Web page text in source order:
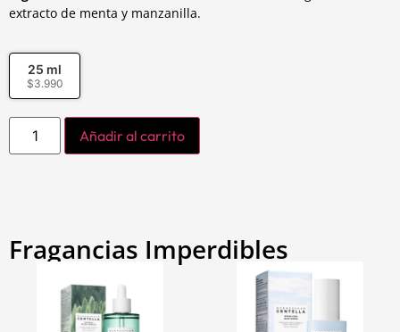
extracto de menta y manzanilla.
25 ml
$3.990
Añadir al carrito
Fragancias Imperdibles